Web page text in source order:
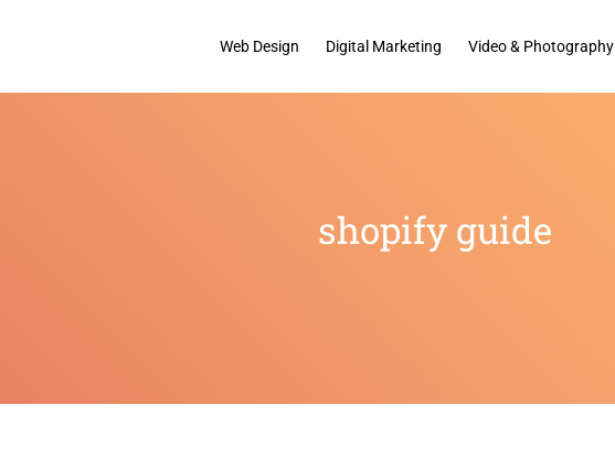
Web Design
Digital Marketing Video & Photography
shopify guide